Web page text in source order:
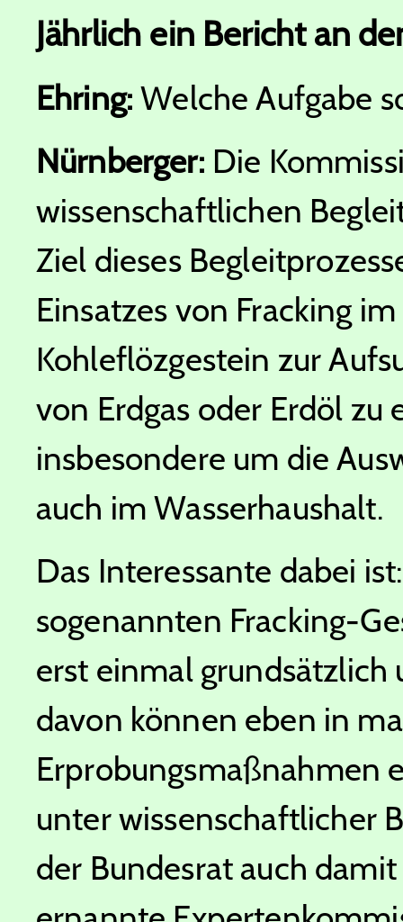
Jährlich ein Bericht an
Ehring: Welche Aufgabe
Nürnberger: Die
wissenschaftlichen
Ziel dieses
Einsatzes von Fracking
Kohleflözgestein zur
von Erdgas oder Erdöl zu
insbesondere um die
auch im Wasserhaushalt.
Das Interessante dabei
sogenannten Fracking-
erst einmal grundsätzlich
davon können eben in
Erprobungsmaßnahmen
unter wissenschaftlicher
der Bundesrat auch